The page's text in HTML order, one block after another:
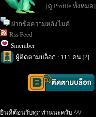
[ดู Profile ทั้งหมด]
ฝากข้อความหลังไมค์
Rss Feed
Smember
ผู้ติดตามบล็อก : 111 คน [?]
ินดีต้อนรับทุกท่านนะครับ ^^/